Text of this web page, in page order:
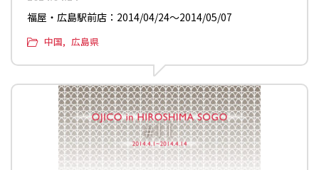
福屋・広島駅前店：2014/04/24〜2014/05/07
中国 広島県